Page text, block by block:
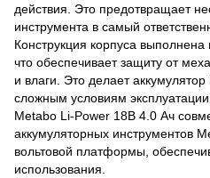
действия. Это предотвращает
инструмента в самый
Конструкция корпуса выполнена
что обеспечивает защиту от
и влаги. Это делает
сложным условиям
Metabo Li-Power 18В 4.0 Ач
аккумуляторных инструментов
вольтовой платформы,
использования.